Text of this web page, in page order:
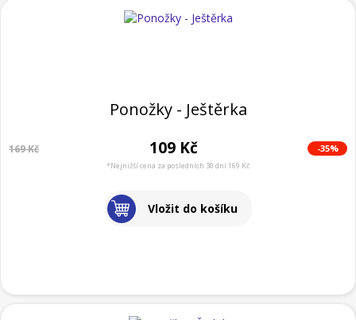
Ponožky - Ještěrka
169 Kč 109 Kč -35%
*Nejnižší cena za posledních 30 dní 169 Kč
Vložit do košíku